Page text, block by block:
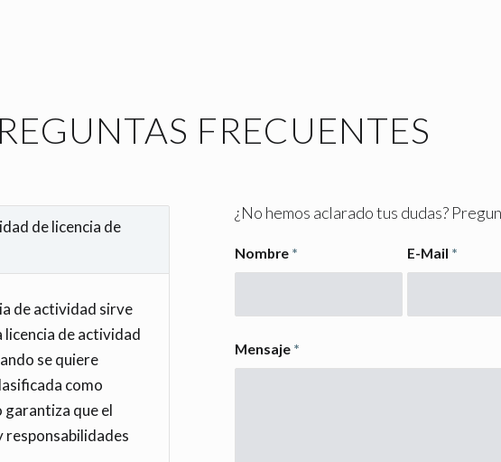
FRECUENTES
de licencia de
de actividad sirve
de actividad
se quiere
como
que el
responsabilidades
¿No hemos aclarado tus dudas?
Nombre * E-Mail *
Mensaje *